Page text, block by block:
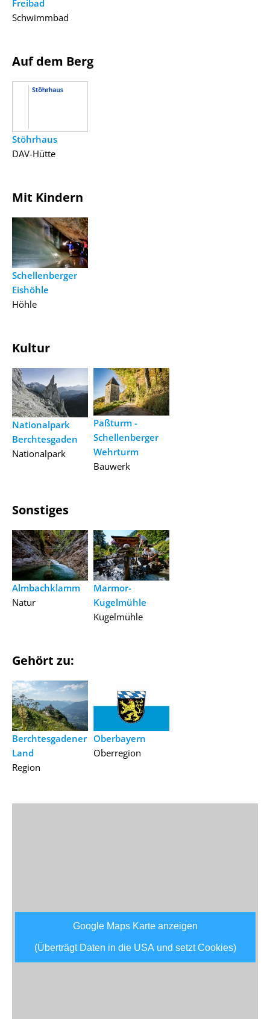
Freibad
Schwimmbad
Auf dem Berg
Stöhrhaus
DAV-Hütte
Mit Kindern
Schellenberger
Eishöhle
Höhle
Kultur
Nationalpark
Berchtesgaden
Nationalpark
Paßturm -
Schellenberger
Wehrturm
Bauwerk
Sonstiges
Almbachklamm
Natur
Marmor-
Kugelmühle
Kugelmühle
Gehört zu:
Berchtesgadener
Land
Region
Oberbayern
Oberregion
Google Maps Karte anzeigen
(Überträgt Daten in die USA und setzt Cookies)